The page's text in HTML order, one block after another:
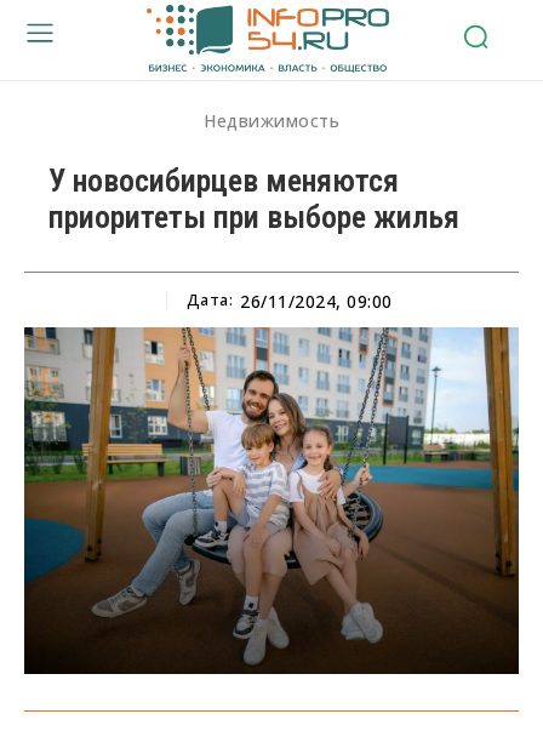
Недвижимость
У новосибирцев меняются
приоритеты при выборе жилья
Дата: 26/11/2024, 09:00